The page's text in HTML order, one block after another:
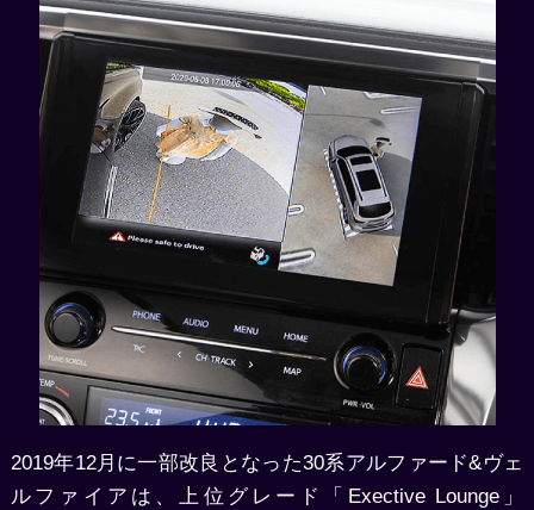
2019年12月に一部改良となった30系アルファード&ヴェ
ルファイアは、上位グレード「Exective Lounge」